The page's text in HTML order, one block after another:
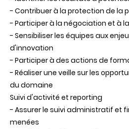
- Contribuer à la protection de la
- Participer à la négociation et à
- Sensibiliser les équipes aux
d'innovation
- Participer à des actions de
- Réaliser une veille sur les
du domaine
Suivi d'activité et reporting
- Assurer le suivi administratif et
menées